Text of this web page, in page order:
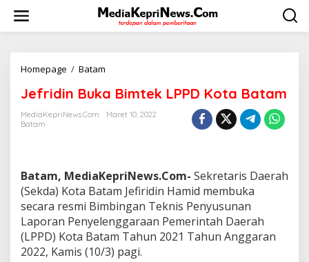
w
Homepage / Batam
f
i
u
k
a
B
m
t
Jefridin Buka Bimtek LPPD Kota Batam
MediaKepriNews.com
Maret 10, 2022
Batam
Batam, MediaKepriNews.Com- Sekretaris Daerah
(Sekda) Kota Batam Jefiridin Hamid membuka
secara resmi Bimbingan Teknis Penyusunan
Laporan Penyelenggaraan Pemerintah Daerah
(LPPD) Kota Batam Tahun 2021 Tahun Anggaran
2022, Kamis (10/3) pagi.